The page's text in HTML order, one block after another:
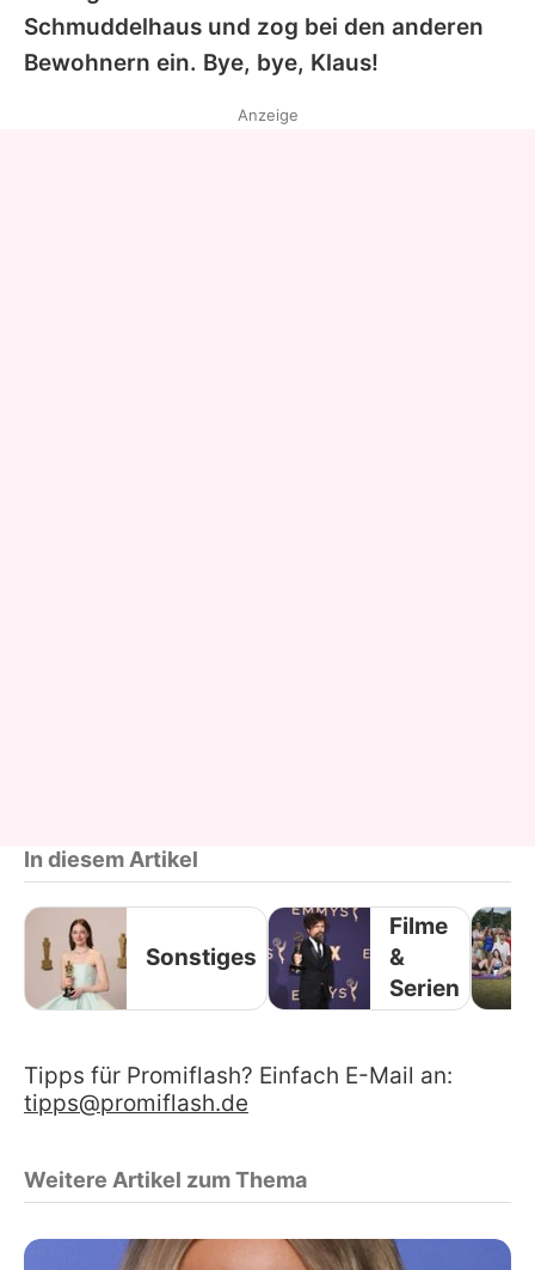
Schmuddelhaus und zog bei den anderen
Bewohnern ein. Bye, bye, Klaus!
Anzeige
In diesem Artikel
Sonstiges
Filme
&
Serien
Tipps für Promiflash? Einfach E-Mail an:
tipps@promiflash.de
Weitere Artikel zum Thema